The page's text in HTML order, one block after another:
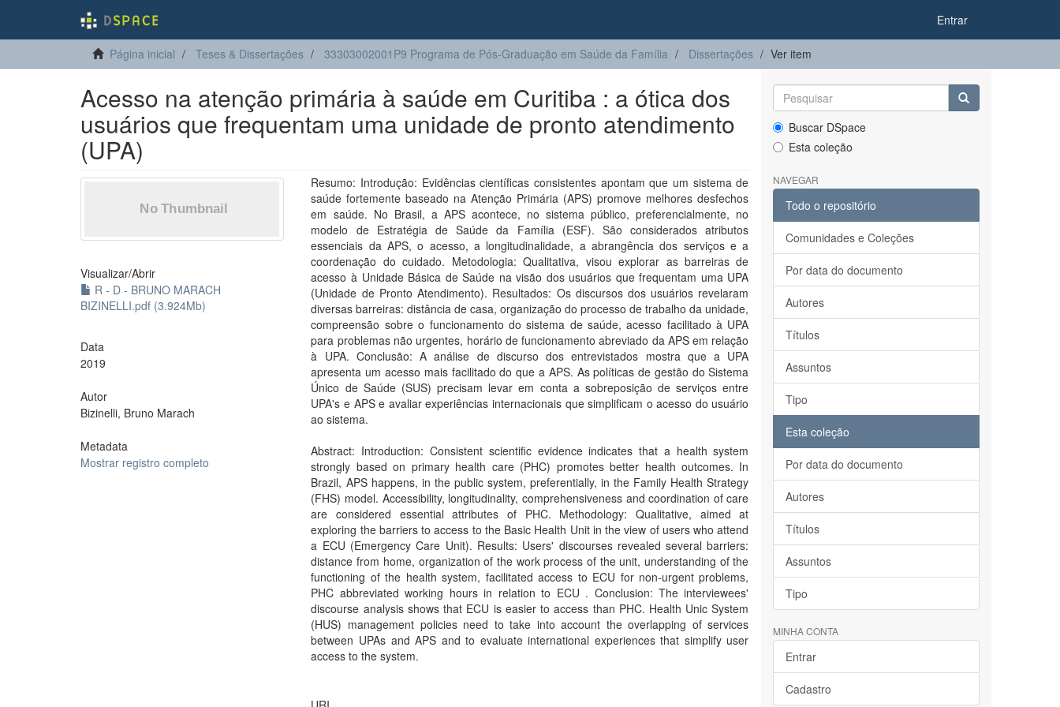
Entrar
Página inicial Teses & Dissertações 33303002001P9 Programa de Pós-Graduação em Saúde da Família Dissertações Ver item
Acesso na atenção primária à saúde em Curitiba : a ótica dos
usuários que frequentam uma unidade de pronto atendimento
(UPA)
Visualizar/Abrir
R - D - BRUNO MARACH
BIZINELLI.pdf (3.924Mb)
Data
2019
Autor
Bizinelli, Bruno Marach
Metadata
Mostrar registro completo
Resumo: Introdução: Evidências científicas consistentes apontam que um sistema de
saúde fortemente baseado na Atenção Primária (APS) promove melhores desfechos
em saúde. No Brasil, a APS acontece, no sistema público, preferencialmente, no
modelo de Estratégia de Saúde da Família (ESF). São considerados atributos
essenciais da APS, o acesso, a longitudinalidade, a abrangência dos serviços e a
coordenação do cuidado. Metodologia: Qualitativa, visou explorar as barreiras de
acesso à Unidade Básica de Saúde na visão dos usuários que frequentam uma UPA
(Unidade de Pronto Atendimento). Resultados: Os discursos dos usuários revelaram
diversas barreiras: distância de casa, organização do processo de trabalho da unidade,
compreensão sobre o funcionamento do sistema de saúde, acesso facilitado à UPA
para problemas não urgentes, horário de funcionamento abreviado da APS em relação
à UPA. Conclusão: A análise de discurso dos entrevistados mostra que a UPA
apresenta um acesso mais facilitado do que a APS. As políticas de gestão do Sistema
Único de Saúde (SUS) precisam levar em conta a sobreposição de serviços entre
UPA's e APS e avaliar experiências internacionais que simplificam o acesso do usuário
ao sistema.
Abstract: Introduction: Consistent scientific evidence indicates that a health system
strongly based on primary health care (PHC) promotes better health outcomes. In
Brazil, APS happens, in the public system, preferentially, in the Family Health Strategy
(FHS) model. Accessibility, longitudinality, comprehensiveness and coordination of care
are considered essential attributes of PHC. Methodology: Qualitative, aimed at
exploring the barriers to access to the Basic Health Unit in the view of users who attend
a ECU (Emergency Care Unit). Results: Users' discourses revealed several barriers:
distance from home, organization of the work process of the unit, understanding of the
functioning of the health system, facilitated access to ECU for non-urgent problems,
PHC abbreviated working hours in relation to ECU . Conclusion: The interviewees'
discourse analysis shows that ECU is easier to access than PHC. Health Unic System
(HUS) management policies need to take into account the overlapping of services
between UPAs and APS and to evaluate international experiences that simplify user
access to the system.
Buscar DSpace
Esta coleção
NAVEGAR
Todo o repositório
Comunidades e Coleções
Por data do documento
Autores
Títulos
Assuntos
Tipo
Esta coleção
Por data do documento
Autores
Títulos
Assuntos
Tipo
MINHA CONTA
Entrar
Cadastro